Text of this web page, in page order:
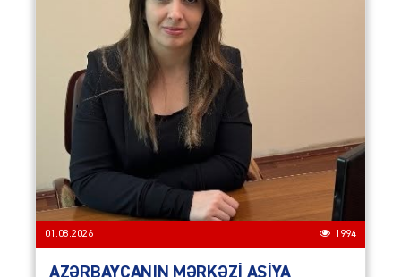
01.08.2026 1994
AZƏRBAYCANIN MƏRKƏZİ ASİYA